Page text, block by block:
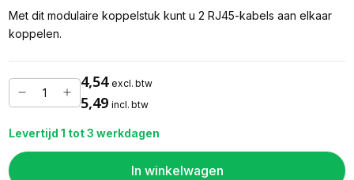
Met dit modulaire koppelstuk kunt u 2 RJ45-kabels aan elkaar
koppelen.
4,54 excl. btw
5,49 incl. btw
Levertijd 1 tot 3 werkdagen
In winkelwagen